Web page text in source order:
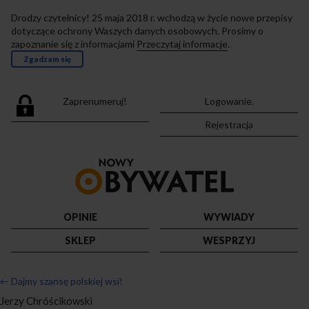
Drodzy czytelnicy! 25 maja 2018 r. wchodzą w życie nowe przepisy
dotyczące ochrony Waszych danych osobowych. Prosimy o
zapoznanie się z informacjami Przeczytaj informacje.
Zgadzam się
Zaprenumeruj!
Logowanie.
Rejestracja
strony
OPINIE
WYWIADY
SKLEP
WESPRZYJ
← Dajmy szansę polskiej wsi!
Jerzy Chróścikowski